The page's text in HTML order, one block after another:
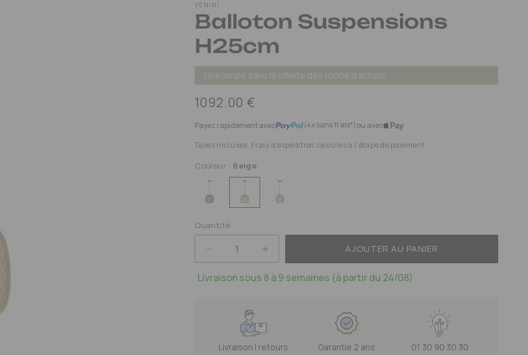
VENINI
Balloton Suspensions
H25cm
Une lampe sans fil offerte dès 1000€ d'achats
Prix
habituel
1092.00 €
Payez rapidement avec (4x sans frais*)ou avec
Taxes incluses. Frais d'expédition calculés à l'étape de paiement.
Couleur : Beige
Quantité
RÉDUIRE
QUANTITÉ
BALLOTON
SUSPENSIONS
H25CM
AUGMENTER
QUANTITÉ
BALLOTON
SUSPENSIONS
H25CM
AJOUTER AU PANIER
Livraison sous 8 à 9 semaines (à partir du 24/08)
Livraison | retours
Garantie 2 ans
01 30 90 30 30